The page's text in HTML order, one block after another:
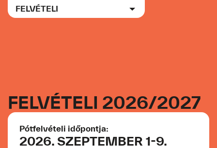
Menu
PORTFÓLIÓ
AKTUALITÁSOK
Partnereink
FELVÉTELI
FELVÉTELI 2026/2027
Pótfelvételi időpontja:
2026. SZEPTEMBER 1-9.